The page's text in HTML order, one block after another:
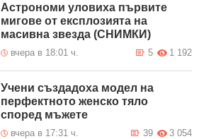
Астрономи уловиха първите
мигове от експлозията на
масивна звезда (СНИМКИ)
вчера в 18:01 ч. 1 192
5
Учени създадоха модел на
перфектното женско тяло
според мъжете
вчера в 17:31 ч. 3 054
39